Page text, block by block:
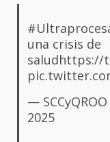
una crisis de
saludhttps://
— SCCyQROO
2025